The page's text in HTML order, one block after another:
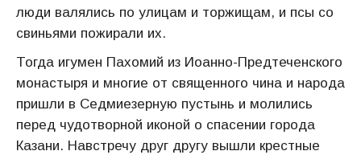
люди валялись по улицам и торжищам, и псы со
свиньями пожирали их.
Тогда игумен Пахомий из Иоанно-Предтеченского
монастыря и многие от священного чина и народа
пришли в Седмиезерную пустынь и молились
перед чудотворной иконой о спасении города
Казани. Навстречу друг другу вышли крестные